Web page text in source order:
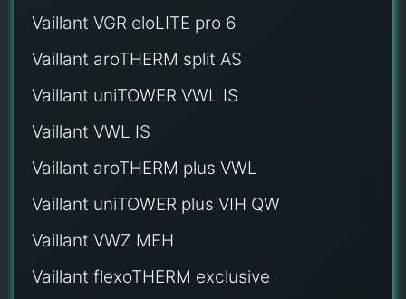
Vaillant VGR eloLITE pro 6
Vaillant aroTHERM split AS
Vaillant uniTOWER VWL IS
Vaillant VWL IS
Vaillant aroTHERM plus VWL
Vaillant uniTOWER plus VIH QW
Vaillant VWZ MEH
Vaillant flexoTHERM exclusive